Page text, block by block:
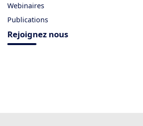
Webinaires
Publications
Rejoignez nous